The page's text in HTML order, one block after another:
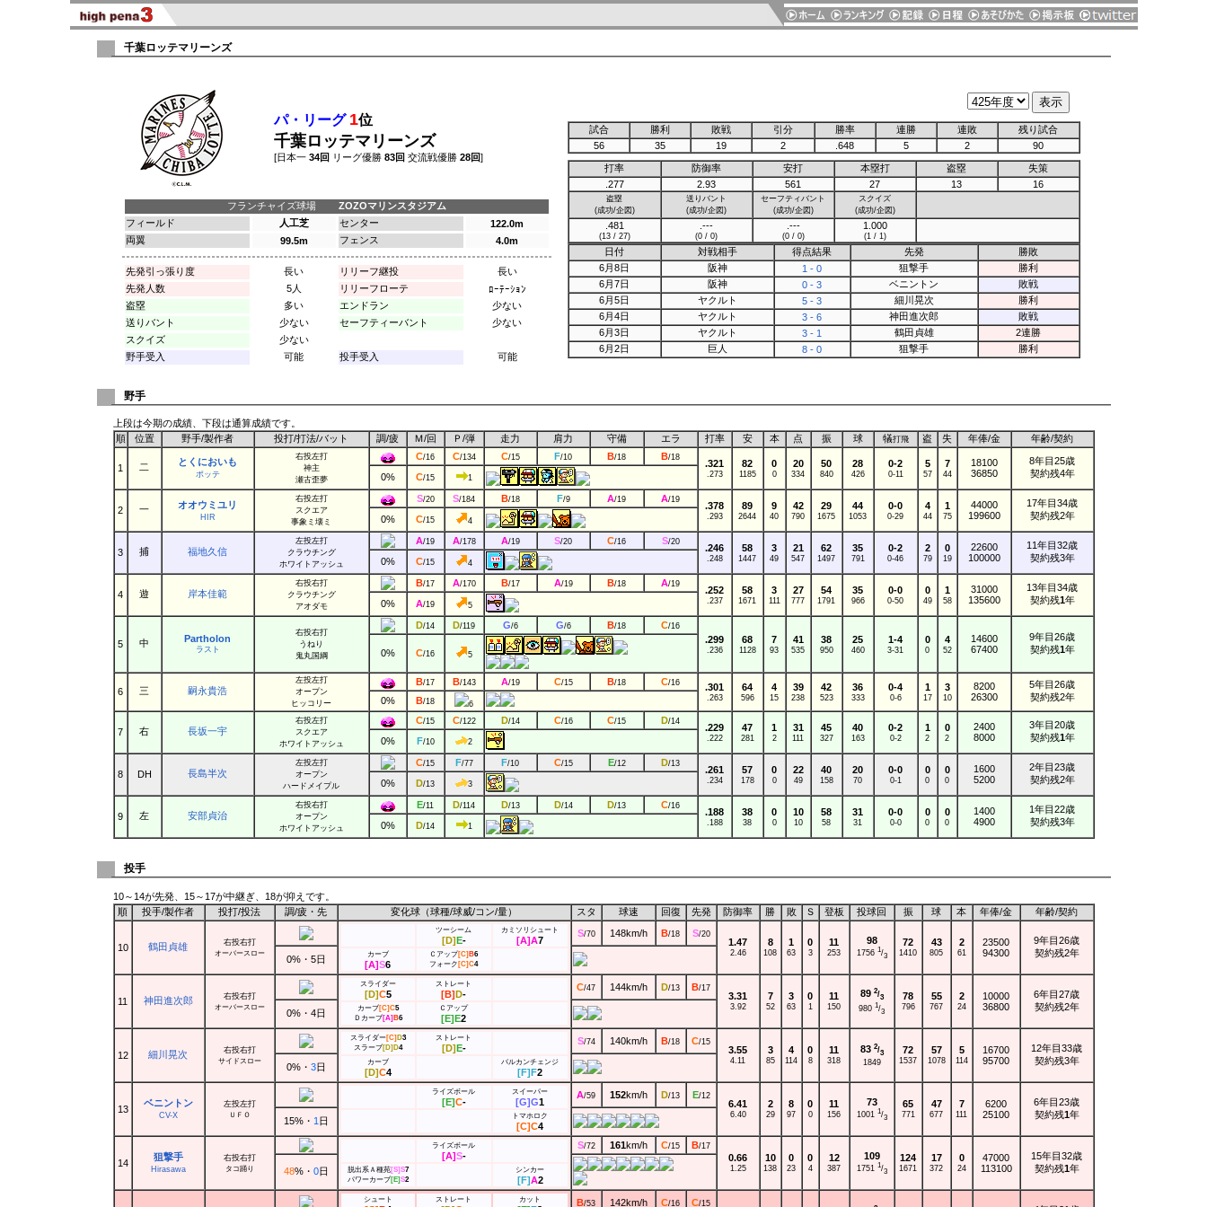
千葉ロッテマリーンズ
パ・リーグ 1位
千葉ロッテマリーンズ
[日本一 34回 リーグ優勝 83回 交流戦優勝 28回]
フランチャイズ球場 ZOZOマリンスタジアム
フィールド
人工芝 センター
122.0m
両翼
99.5m フェンス 4.0m
先発引っ張り度 長い リリーフ継投
長い
先発人数
5人 リリーフローテ
ﾛｰﾃｰｼｮﾝ
盗塁
多い エンドラン
少ない
送りバント
少ない セーフティーバント
少ない
スクイズ
少ない
野手受入
可能 投手受入 可能
試合 勝利 敗戦 引分 勝率 連勝 連敗
残り試合
56
35 19 2 .648 5 2 90
打率 防御率 安打 本塁打 盗塁
失策
.277
2.93 561 27 13 16
盗塁
(成功/企図)
送りバント
(成功/企図)
セーフティバント
(成功/企図)
スクイズ
(成功/企図)
.481
(13 / 27)
.---
(0 / 0)
.---
(0 / 0)
1.000
(1 / 1)
日付 対戦相手 得点結果 先発
勝敗
6月8日
阪神 1 - 0 狙撃手
勝利
6月7日
阪神 0 - 3 ベニントン
敗戦
6月5日
ヤクルト 5 - 3 細川晃次
勝利
6月4日
ヤクルト 3 - 6 神田進次郎
敗戦
6月3日
ヤクルト 3 - 1 鶴田貞雄
2連勝
6月2日
巨人 8 - 0 狙撃手 勝利
野手
上段は今期の成績、下段は通算成績です。
順
位置 野手/製作者 投打/打法/バット 調/疲 Ｍ/回 Ｐ /弾 走力 肩力 守備 エラ 打率 安 本 点 振 球 犠打飛 盗 失 年俸/金 年齢/契約
1 二 とくにおいも
ポッテ
右投左打
神主
瀬古歪夢
C/16 C/134 C/15 F/10 B/18 B/18
.321
.273
82
1185
0
0
20
334
50
840
28
426
0-2
0-11
5
57
7
44
18100
36850
8年目25歳
契約残4年
0% C/15 1
2 一 オオウミユリ
HIR
右投左打
スクエア
事象ミ壊ミ
S/20 S/184 B/18 F/9 A/19 A/19
.378
.293
89
2644
9
40
42
790
29
1675
44
1053
0-0
0-29
4
44
1
75
44000
199600
17年目34歳
契約残2年
0% C/15 4
3 捕 福地久信
左投左打
クラウチング
ホワイトアッシュ
A/19 A/178 A/19 S/20 C/16 S/20
.246
.248
58
1447
3
49
21
547
62
1497
35
791
0-2
0-46
2
79
0
19
22600
100000
11年目32歳
契約残3年
0% C/15 4
4 遊 岸本佳範
右投右打
クラウチング
アオダモ
B/17 A/170 B/17 A/19 B/18 A/19
.252
.237
58
1671
3
111
27
777
54
1791
35
966
0-0
0-50
0
49
1
58
31000
135600
13年目34歳
契約残1年
0% A/19 5
5 中 Partholon
ラスト
右投右打
うねり
鬼丸国綱
D/14 D/119 G/6 G/6 B/18 C/16
.299
.236
68
1128
7
93
41
535
38
950
25
460
1-4
3-31
0
0
4
52
14600
67400
9年目26歳
契約残1年
0% C/16 5
6 三 嗣永貴浩
左投左打
オープン
ヒッコリー
B/17 B/143 A/19 C/15 B/18 C/16 .301
.263
64
596
4
15
39
238
42
523
36
333
0-4
0-6
1
17
3
10
8200
26300
5年目26歳
契約残2年
0% B/18 6
7 右 長坂一宇
右投左打
スクエア
ホワイトアッシュ
C/15 C/122 D/14 C/16 C/15 D/14
.229
.222
47
281
1
2
31
111
45
327
40
163
0-2
0-2
1
2
0
2
2400
8000
3年目20歳
契約残1年
0% F/10 2
8 DH 長島半次
左投左打
オープン
ハードメイプル
C/15 F/77 F/10 C/15 E/12 D/13
.261
.234
57
178
0
0
22
49
40
158
20
70
0-0
0-1
0
0
0
0
1600
5200
2年目23歳
契約残2年
0% D/13 3
9 左 安部貞治
右投右打
オープン
ホワイトアッシュ
E/11 D/114 D/13 D/14 D/13 C/16
.188
.188
38
38
0
0
10
10
58
58
31
31
0-0
0-0
0
0
0
0
1400
4900
1年目22歳
契約残3年
0% D/14 1
投手
10～14が先発、15～17が中継ぎ、18が抑えです。
順
投手/製作者 投打/投法 調/疲 ・ 先 変化球（球種/球威/コン/量） スタ 球速 回復 先発 防御率 勝 敗 Ｓ 登板 投球回 振 球 本 年俸/金 年齢/契約
10 鶴田貞雄 右投右打
オーバースロー
ツーシーム
[D]E-
カミソリシュート
[A]A7
カーブ
[A]S6
Ｃアップ[C]B6
フォーク[C]C4
S/70 148km/h B/18 S/20
1.47
2.46
8
108
1
63
0
3
11
253
98
1756 1/3
72
1410
43
805
2
61
23500
94300
9年目26歳
契約残2年
0%・5日
11 神田進次郎 右投右打
オーバースロー
スライダー
[D]C5
ストレート
[B]D-
カーブ[C]C5
Ｄカーブ[A]B6
Ｃアップ
[E]E2
C/47 144km/h D/13 B/17
3.31
3.92
7
52
3
63
0
1
11
150
89 2/3
980 1/3
78
796
55
767
2
24
10000
36800
6年目27歳
契約残2年
0%・4日
12 細川晃次 右投右打
サイドスロー
スライダー[C]D3
スラーブ[D]D4
ストレート
[D]E-
カーブ
[D]C4
バルカンチェンジ
[F]F2
S/74 140km/h B/18 C/15
3.55
4.11
3
85
4
114
0
8
11
318
83 2/3
1849
72
1537
57
1078
5
114
16700
95700
12年目33歳
契約残3年
0%・ 3日
13
ベニントン
CV-X
左投左打
ＵＦＯ
ライズボール
[E]C-
スイーパー
[G]G1
トマホロク
[C]C4
A/59 152km/h D/13 E/12
6.41
6.40
2
29
8
97
0
0
11
156
73
1001 1/3
65
771
47
677
7
111
6200
25100
6年目23歳
契約残1年
15%・ 1 日
14
狙撃手
Hirasawa
右投右打
タコ踊り
ライズボール
[A]S-
脱出系Ａ種苑[S]S7
パワーカーブ[E]S2
シンカー
[F]A2
S/72 161km/h C/15 B/17
0.66
1.25
10
138
0
23
0
4
12
387
109
1751 1/3
124
1671
17
372
0
24
47000
113100
15年目32歳
契約残1年
48%・ 0日
シュート ストレート カット B/53 142km/h C/16 C/15